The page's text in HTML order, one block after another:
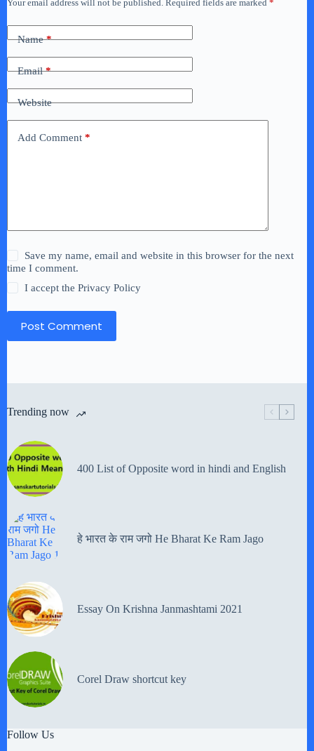
Your email address will not be published. Required fields are marked *
Name*
Email*
Website
Add Comment *
Save my name, email and website in this browser for the next
time I comment.
I accept thePrivacy Policy
Post Comment
Trending now
400 List of Opposite word in hindi and English
हे भारत के राम जगो He Bharat Ke Ram Jago
Essay On Krishna Janmashtami 2021
Corel Draw shortcut key
Follow Us